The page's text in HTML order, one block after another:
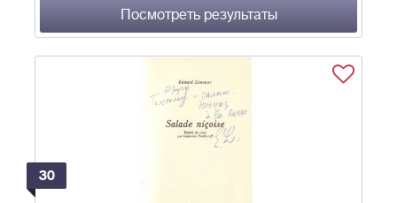
Посмотреть результаты
30